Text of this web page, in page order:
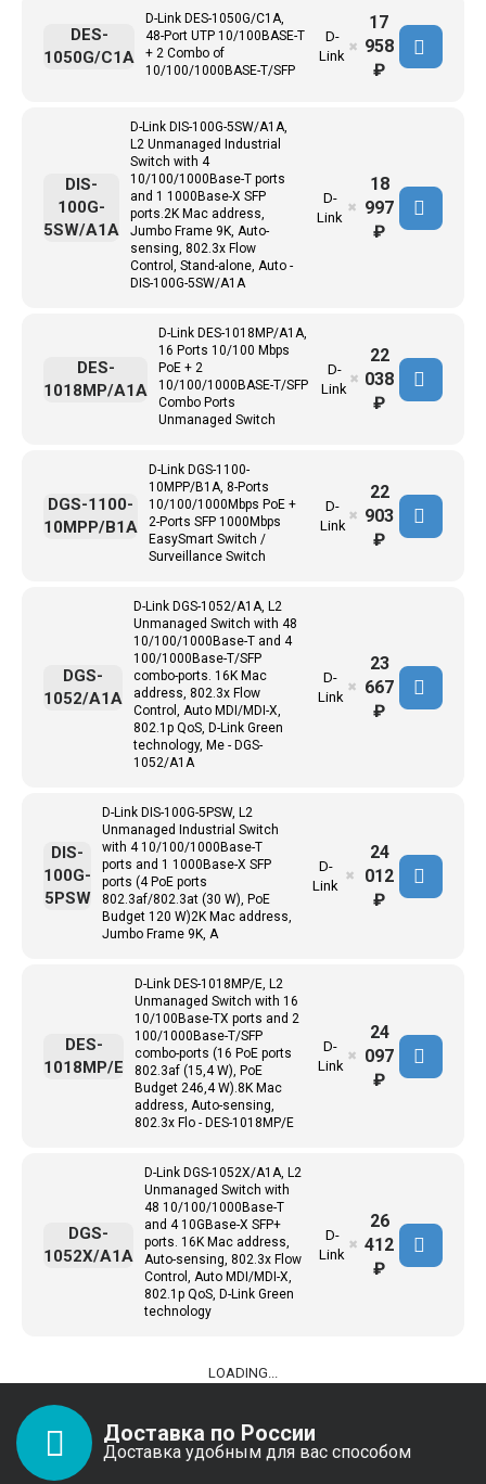
D-Link DES-1050G/C1A,
48-Port UTP 10/100BASE-T
+ 2 Combo of
10/100/1000BASE-T/SFP
D-
Link
DES-
1050G/C1A
✖
17
958
₽
D-Link DIS-100G-5SW/A1A,
L2 Unmanaged Industrial
Switch with 4
10/100/1000Base-T ports
and 1 1000Base-X SFP
ports.2K Mac address,
Jumbo Frame 9K, Auto-
sensing, 802.3x Flow
Control, Stand-alone, Auto -
DIS-100G-5SW/A1A
D-
Link
DIS-
100G-
5SW/A1A
✖
18
997
₽
D-Link DES-1018MP/A1A,
16 Ports 10/100 Mbps
PoE + 2
10/100/1000BASE-T/SFP
Combo Ports
Unmanaged Switch
D-
Link
DES-
1018MP/A1A
✖
22
038
₽
D-Link DGS-1100-
10MPP/B1A, 8-Ports
10/100/1000Mbps PoE +
2-Ports SFP 1000Mbps
EasySmart Switch /
Surveillance Switch
D-
Link
DGS-1100-
10MPP/B1A
✖
22
903
₽
D-Link DGS-1052/A1A, L2
Unmanaged Switch with 48
10/100/1000Base-T and 4
100/1000Base-T/SFP
combo-ports. 16K Mac
address, 802.3x Flow
Control, Auto MDI/MDI-X,
802.1p QoS, D-Link Green
technology, Me - DGS-
1052/A1A
D-
Link
DGS-
1052/A1A
✖
23
667
₽
D-Link DIS-100G-5PSW, L2
Unmanaged Industrial Switch
with 4 10/100/1000Base-T
ports and 1 1000Base-X SFP
ports (4 PoE ports
802.3af/802.3at (30 W), PoE
Budget 120 W)2K Mac address,
Jumbo Frame 9K, A
D-
Link
DIS-
100G-
5PSW
✖
24
012
₽
D-Link DES-1018MP/E, L2
Unmanaged Switch with 16
10/100Base-TX ports and 2
100/1000Base-T/SFP
combo-ports (16 PoE ports
802.3af (15,4 W), PoE
Budget 246,4 W).8K Mac
address, Auto-sensing,
802.3x Flo - DES-1018MP/E
D-
Link
DES-
1018MP/E
✖
24
097
₽
D-Link DGS-1052X/A1A, L2
Unmanaged Switch with
48 10/100/1000Base-T
and 4 10GBase-X SFP+
ports. 16K Mac address,
Auto-sensing, 802.3x Flow
Control, Auto MDI/MDI-X,
802.1p QoS, D-Link Green
technology
D-
Link
DGS-
1052X/A1A
✖
26
412
₽
LOADING...
Доставка по России
Доставка удобным для вас способом